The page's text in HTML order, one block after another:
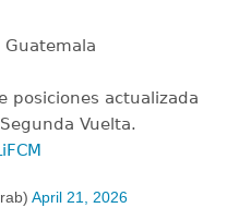
Guatemala
posiciones actualizada
Vuelta.
April 21, 2026